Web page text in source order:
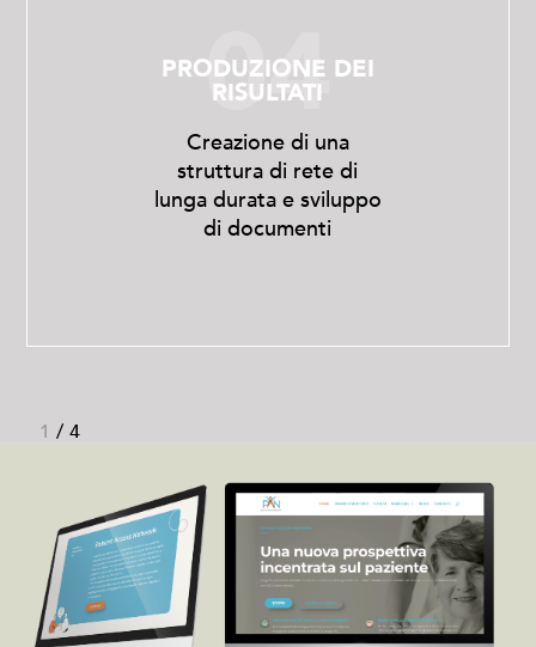
04
PRODUZIONE DEI
RISULTATI
Creazione di una
struttura di rete di
lunga durata e sviluppo
di documenti
1 / 4